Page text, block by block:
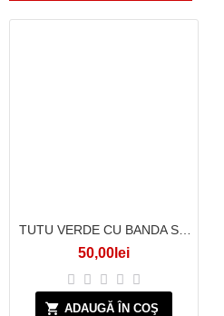
50,00lei
ADAUGĂ ÎN COŞ